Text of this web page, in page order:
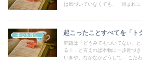
は気づいていなくても、「頼まれに
本心を育む 起こったことすべてを「ト
問題は「どうみてもついてない」
る！」と言えれば本物に一歩近づ
いきや、なかなかどうして… こだ